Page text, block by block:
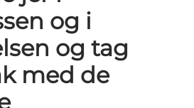
og i
og tag
med de